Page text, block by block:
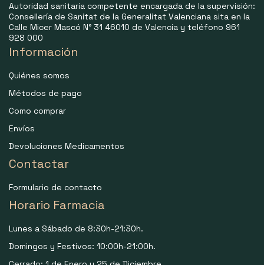
Autoridad sanitaria competente encargada de la supervisión:
Consellería de Sanitat de la Generalitat Valenciana sita en la
Calle Micer Mascó N° 31 46010 de Valencia y teléfono 961
928 000
Información
Quiénes somos
Métodos de pago
Como comprar
Envíos
Devoluciones Medicamentos
Contactar
Formulario de contacto
Horario Farmacia
Lunes a Sábado de 8:30h-21:30h.
Domingos y Festivos: 10:00h-21:00h.